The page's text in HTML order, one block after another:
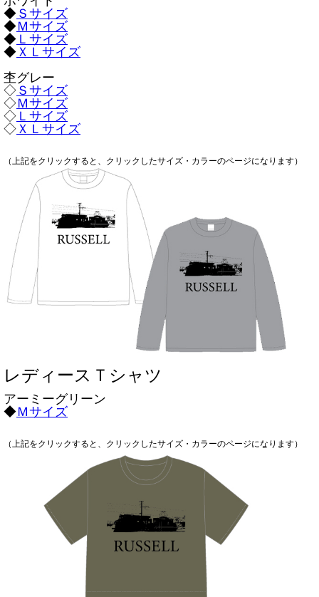
◆ Ｓサイズ
◆Ｍサイズ
◆ Ｌサイズ
◆ ＸＬサイズ
杢グレー
◇ Ｓサイズ
◇Ｍサイズ
◇ Ｌサイズ
◇ ＸＬサイズ
（上記をクリックすると、クリックしたサイズ・カラーのページになります）
レディースＴシャツ
アーミーグリーン
◆Ｍサイズ
（上記をクリックすると、クリックしたサイズ・カラーのページになります）